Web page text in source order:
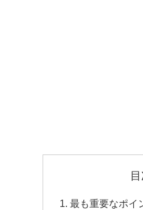
最も重要なポイ